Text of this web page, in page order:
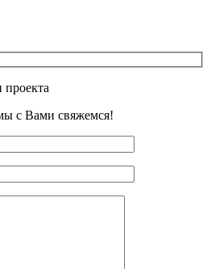
проекта
с Вами свяжемся!